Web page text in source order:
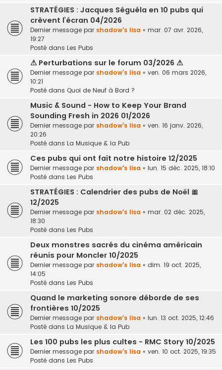
STRATÉGIES : Jacques Séguéla en 10 pubs qui
crèvent l’écran 04/2026
Dernier message par shadow's lisa « mar. 07 avr. 2026,
19:27
Posté dans Les Pubs
⚠ Perturbations sur le forum 03/2026 ⚠
Dernier message par shadow's lisa « ven. 06 mars 2026,
10:21
Posté dans Quoi de Neuf à Bord ?
Music & Sound - How to Keep Your Brand
Sounding Fresh in 2026 01/2026
Dernier message par shadow's lisa « ven. 16 janv. 2026,
20:26
Posté dans La Musique & la Pub
Ces pubs qui ont fait notre histoire 12/2025
Dernier message par shadow's lisa « lun. 15 déc. 2025, 18:10
Posté dans Les Pubs
STRATÉGIES : Calendrier des pubs de Noël 🎀
12/2025
Dernier message par shadow's lisa « mar. 02 déc. 2025,
18:30
Posté dans Les Pubs
Deux monstres sacrés du cinéma américain
réunis pour Moncler 10/2025
Dernier message par shadow's lisa « dim. 19 oct. 2025,
14:05
Posté dans Les Pubs
Quand le marketing sonore déborde de ses
frontières 10/2025
Dernier message par shadow's lisa « lun. 13 oct. 2025, 12:46
Posté dans La Musique & la Pub
Les 100 pubs les plus cultes - RMC Story 10/2025
Dernier message par shadow's lisa « ven. 10 oct. 2025, 19:35
Posté dans Les Pubs